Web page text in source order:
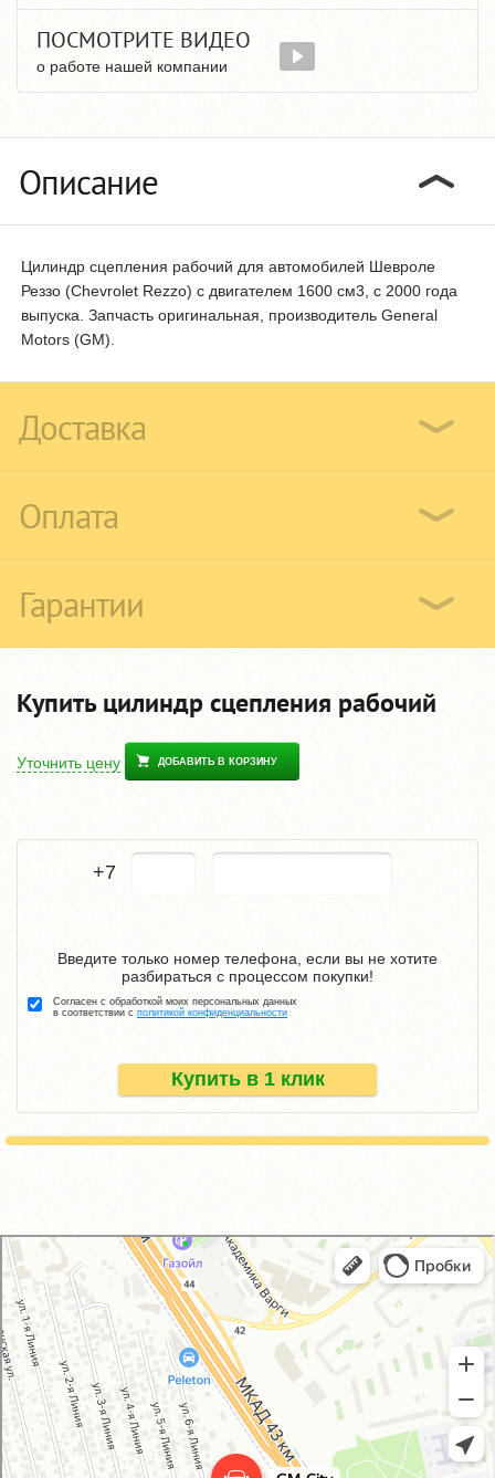
ПОСМОТРИТЕ ВИДЕО
о работе нашей компании
Описание
Цилиндр сцепления рабочий для автомобилей Шевроле
Реззо (Chevrolet Rezzo) с двигателем 1600 см3, с 2000 года
выпуска. Запчасть оригинальная, производитель General
Motors (GM).
Доставка
Оплата
Гарантии
Купить цилиндр сцепления рабочий
Уточнить цену ДОБАВИТЬ В КОРЗИНУ
+7
Купить в 1 клик
Введите только номер телефона, если вы не хотите
разбираться с процессом покупки!
Согласен с обработкой моих персональных данных
в соответствии с политикой конфиденциальности
GM-City&VAG-Repair
Автосервис, автотехцентр в Москве
Магазин автозапчастей и автотоваров в Москве